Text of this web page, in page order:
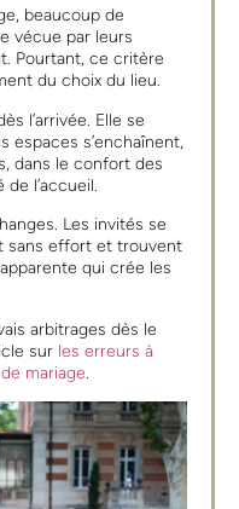
beaucoup de
vécue par leurs
Pourtant, ce critère
du choix du lieu.
l’arrivée. Elle se
espaces s’enchaînent,
dans le confort des
l’accueil.
Les invités se
sans effort et trouvent
qui crée les
arbitrages dès le
sur les erreurs à
mariage.